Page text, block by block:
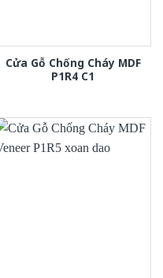
Cửa Gỗ Chống Cháy MDF
P1R4 C1